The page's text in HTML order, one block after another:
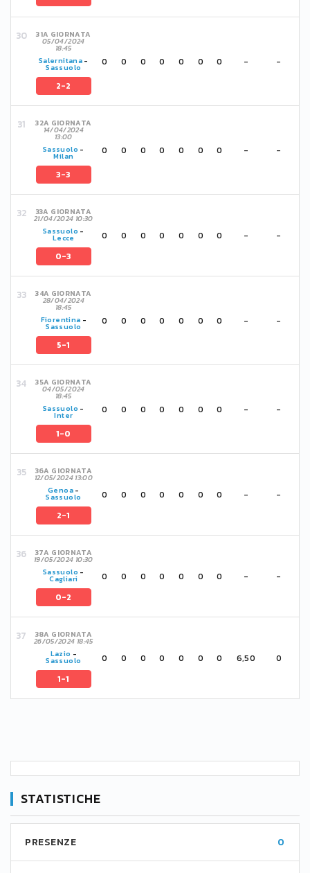
31A GIORNATA
05/04/2024
18:45
Salernitana-
Sassuolo
2-2
0 0 0 0 0 0 0 - -
32A GIORNATA
14/04/2024
13:00
Sassuolo -
Milan
3-3
0 0 0 0 0 0 0 - -
33A GIORNATA
21/04/2024 10:30
Sassuolo -
Lecce
0-3
0 0 0 0 0 0 0 - -
34A GIORNATA
28/04/2024
18:45
Fiorentina -
Sassuolo
5-1
0 0 0 0 0 0 0 - -
35A GIORNATA
04/05/2024
18:45
Sassuolo -
Inter
1-0
0 0 0 0 0 0 0 - -
36A GIORNATA
12/05/2024 13:00
Genoa-
Sassuolo
2-1
0 0 0 0 0 0 0 - -
37A GIORNATA
19/05/2024 10:30
Sassuolo -
Cagliari
0-2
0 0 0 0 0 0 0 - -
38A GIORNATA
26/05/2024 18:45
Lazio -
Sassuolo
1-1
0 0 0 0 0 0 0 6,50 0
STATISTICHE
PRESENZE 0